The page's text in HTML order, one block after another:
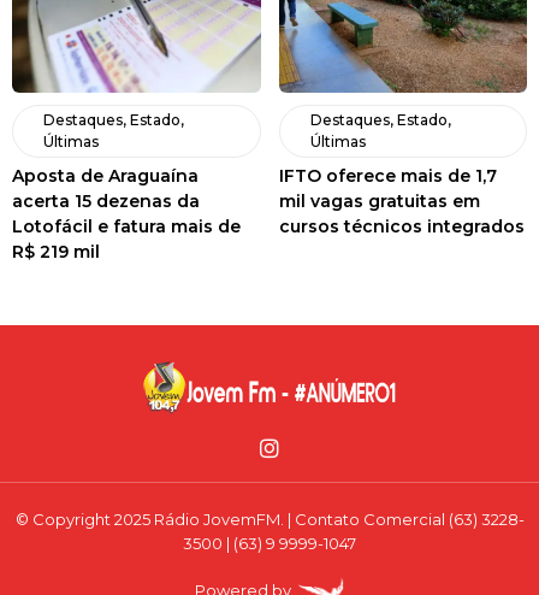
Destaques, Estado,
Últimas
Aposta de Araguaína
acerta 15 dezenas da
Lotofácil e fatura mais de
R$ 219 mil
Destaques, Estado,
Últimas
IFTO oferece mais de 1,7
mil vagas gratuitas em
cursos técnicos integrados
© Copyright 2025 Rádio JovemFM. | Contato Comercial (63) 3228-
3500 | (63) 9 9999-1047
Powered by